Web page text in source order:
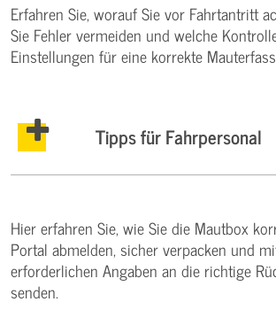
Erfahren Sie, worauf Sie vor Fahrtantritt
Sie Fehler vermeiden und welche
Einstellungen für eine korrekte
Tipps für Fahrpersonal
Hier erfahren Sie, wie Sie die Mautbox
Portal abmelden, sicher verpacken und
erforderlichen Angaben an die richtige
senden.